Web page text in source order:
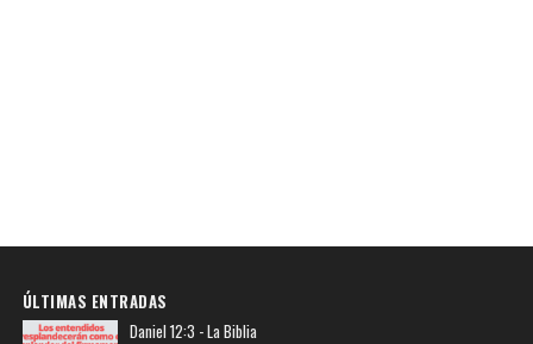
ÚLTIMAS ENTRADAS
Daniel 12:3 - La Biblia